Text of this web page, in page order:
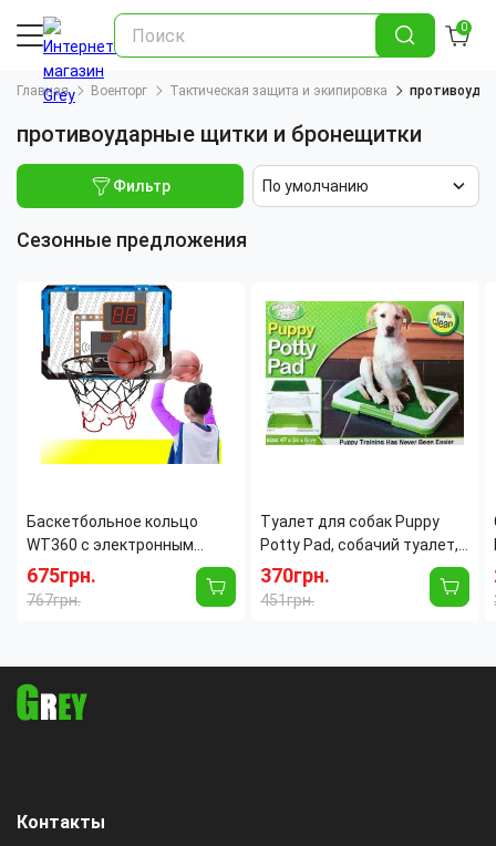
0
Главная Военторг Тактическая защита и экипировка
противоударные щитки и бронещитки
Фильтр По умолчанию
Сезонные предложения
​​​​​​​Баскетбольное кольцо
WT360 с электронным
табло, светом и звуком,
щит 39×28 см, мяч Ø25 см
675грн.
767грн.
Туалет для собак Puppy
Potty Pad, собачий туалет,
лоток для собак, туалет
для щенков домашний
туалет для собак
370грн.
451грн.
Контакты